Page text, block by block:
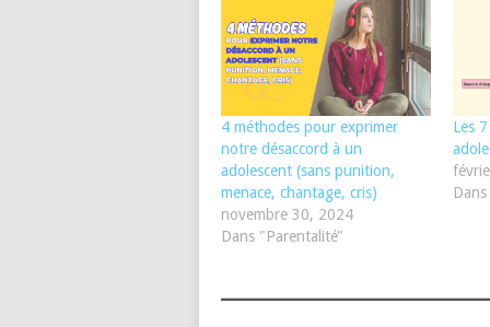
4 méthodes pour exprimer
notre désaccord à un
adolescent (sans punition,
menace, chantage, cris)
novembre 30, 2024
Dans "Parentalité"
Les